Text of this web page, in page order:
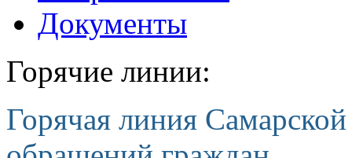
Документы
Горячие линии:
Горячая линия